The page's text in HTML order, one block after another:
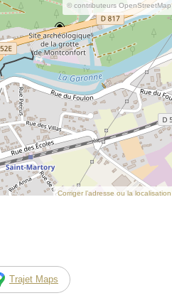
© contributeurs OpenStreetMap
Corriger l’adresse ou la localisation
Trajet Maps